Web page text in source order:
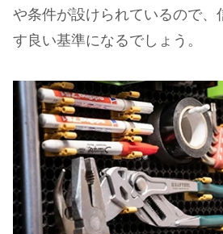
や条件が設けられているので、
す良い基準になるでしょう。